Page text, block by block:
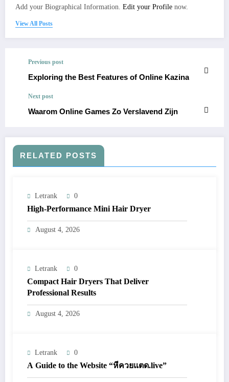
Add your Biographical Information. Edit your Profile now.
View All Posts
Previous post
Exploring the Best Features of Online Kazina
Next post
Waarom Online Games Zo Verslavend Zijn
RELATED POSTS
Letrank 0
High-Performance Mini Hair Dryer
August 4, 2026
Letrank 0
Compact Hair Dryers That Deliver
Professional Results
August 4, 2026
Letrank 0
A Guide to the Website “หีควยแตด.live”